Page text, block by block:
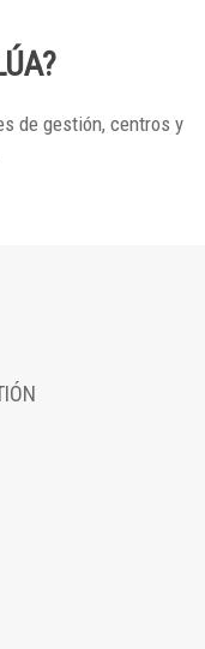
de gestión, centros y